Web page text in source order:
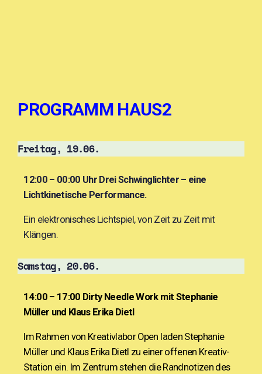
PROGRAMM HAUS2
Freitag, 19.06.
12:00 – 00:00 Uhr Drei Schwinglichter – eine
Lichtkinetische Performance.
Ein elektronisches Lichtspiel, von Zeit zu Zeit mit
Klängen.
Samstag, 20.06.
14:00 – 17:00 Dirty Needle Work mit Stephanie
Müller und Klaus Erika Dietl
Im Rahmen von Kreativlabor Open laden Stephanie
Müller und Klaus Erika Dietl zu einer offenen Kreativ-
Station ein. Im Zentrum stehen die Randnotizen des